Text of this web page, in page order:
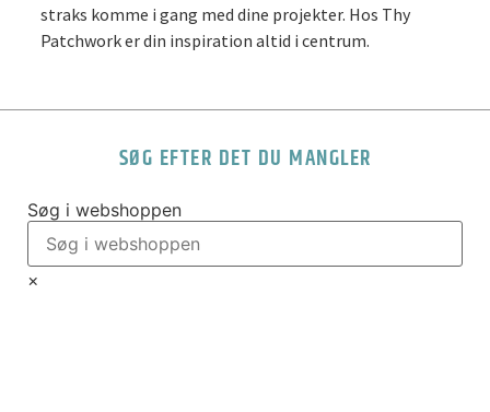
straks komme i gang med dine projekter. Hos Thy
Patchwork er din inspiration altid i centrum.
SØG EFTER DET DU MANGLER
Søg i webshoppen
×